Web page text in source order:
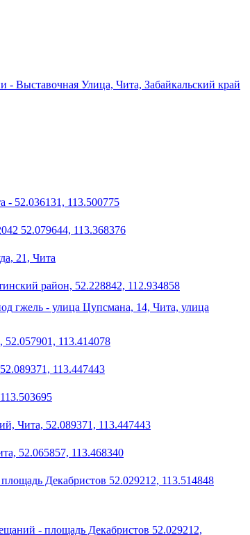
Выставочная Улица, Чита, Забайкальский край
- 52.036131, 113.500775
52.079644, 113.368376
21, Чита
район, 52.228842, 112.934858
гжель - улица Цупсмана, 14, Чита, улица
52.057901, 113.414078
113.447443
Чита, 52.089371, 113.447443
52.065857, 113.468340
Декабристов 52.029212, 113.514848
- площадь Декабристов 52.029212,